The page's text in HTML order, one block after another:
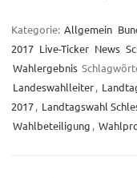
Kategorie: Allgemein
2017 Live-Ticker News
Wahlergebnis
Landeswahlleiter,
2017, Landtagswahl
Wahlbeteiligung ,